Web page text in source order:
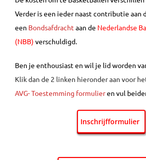
Verder is een ieder naastcontributie aan
een Bondsafdracht aan de Nederlandse
(NBB) verschuldigd.
Ben je enthousiast en wil je lid worden
Klik dan de 2 linken hieronder aan voor
AVG- Toestemming formulieren vul
Inschrijfformulier